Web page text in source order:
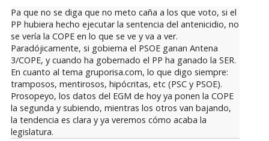
Pa que no se diga que no meto caña a los que voto, si el
PP hubiera hecho ejecutar la sentencia del antenicidio, no
se vería la COPE en lo que se ve y va a ver.
Paradójicamente, si gobierna el PSOE ganan Antena
3/COPE, y cuando ha gobernado el PP ha ganado la SER.
En cuanto al tema gruporisa.com, lo que digo siempre:
tramposos, mentirosos, hipócritas, etc (PSC y PSOE).
Prosopeyo, los datos del EGM de hoy ya ponen la COPE
la segunda y subiendo, mientras los otros van bajando,
la tendencia es clara y ya veremos cómo acaba la
legislatura.